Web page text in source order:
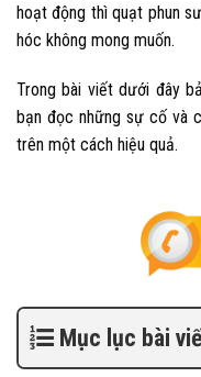
hoạt động thì quạt phun
hóc không mong muốn.
Trong bài viết dưới đây
bạn đọc những sự cố và
trên một cách hiệu quả.
Mục lục bài